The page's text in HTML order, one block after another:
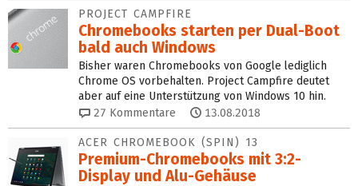
PROJECT CAMPFIRE
Chromebooks starten per Dual-Boot
bald auch Windows
Bisher waren Chromebooks von Google lediglich
Chrome OS vorbehalten. Project Campfire deutet
aber auf eine Unterstützung von Windows 10 hin.
27 Kommentare 13.08.2018
ACER CHROMEBOOK (SPIN) 13
Premium‑Chromebooks mit 3:2-
Display und Alu‑Gehäuse